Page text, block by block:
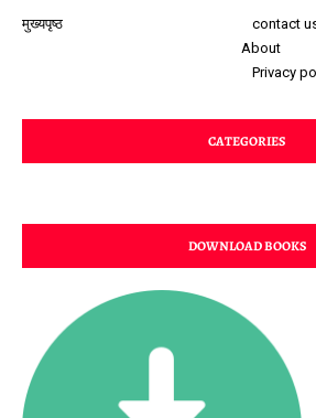
मुख्यपृष्ठ
contact
About
Privacy
CATEGORIES
DOWNLOAD BOOKS